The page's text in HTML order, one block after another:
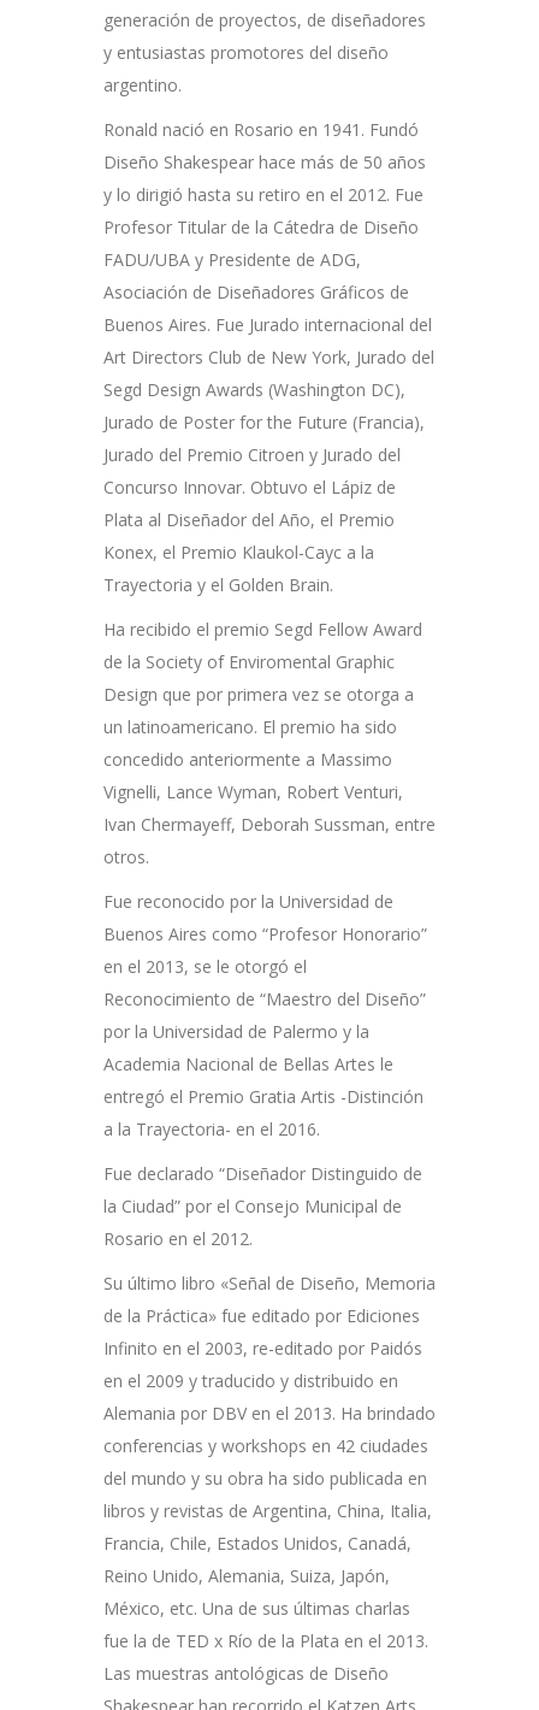
generación de proyectos, de diseñadores
y entusiastas promotores del diseño
argentino.
Ronald nació en Rosario en 1941. Fundó
Diseño Shakespear hace más de 50 años
y lo dirigió hasta su retiro en el 2012. Fue
Profesor Titular de la Cátedra de Diseño
FADU/UBA y Presidente de ADG,
Asociación de Diseñadores Gráficos de
Buenos Aires. Fue Jurado internacional del
Art Directors Club de New York, Jurado del
Segd Design Awards (Washington DC),
Jurado de Poster for the Future (Francia),
Jurado del Premio Citroen y Jurado del
Concurso Innovar. Obtuvo el Lápiz de
Plata al Diseñador del Año, el Premio
Konex, el Premio Klaukol-Cayc a la
Trayectoria y el Golden Brain.
Ha recibido el premio Segd Fellow Award
de la Society of Enviromental Graphic
Design que por primera vez se otorga a
un latinoamericano. El premio ha sido
concedido anteriormente a Massimo
Vignelli, Lance Wyman, Robert Venturi,
Ivan Chermayeff, Deborah Sussman, entre
otros.
Fue reconocido por la Universidad de
Buenos Aires como “Profesor Honorario”
en el 2013, se le otorgó el
Reconocimiento de “Maestro del Diseño”
por la Universidad de Palermo y la
Academia Nacional de Bellas Artes le
entregó el Premio Gratia Artis -Distinción
a la Trayectoria- en el 2016.
Fue declarado “Diseñador Distinguido de
la Ciudad” por el Consejo Municipal de
Rosario en el 2012.
Su último libro «Señal de Diseño, Memoria
de la Práctica» fue editado por Ediciones
Infinito en el 2003, re-editado por Paidós
en el 2009 y traducido y distribuido en
Alemania por DBV en el 2013. Ha brindado
conferencias y workshops en 42 ciudades
del mundo y su obra ha sido publicada en
libros y revistas de Argentina, China, Italia,
Francia, Chile, Estados Unidos, Canadá,
Reino Unido, Alemania, Suiza, Japón,
México, etc. Una de sus últimas charlas
fue la de TED x Río de la Plata en el 2013.
Las muestras antológicas de Diseño